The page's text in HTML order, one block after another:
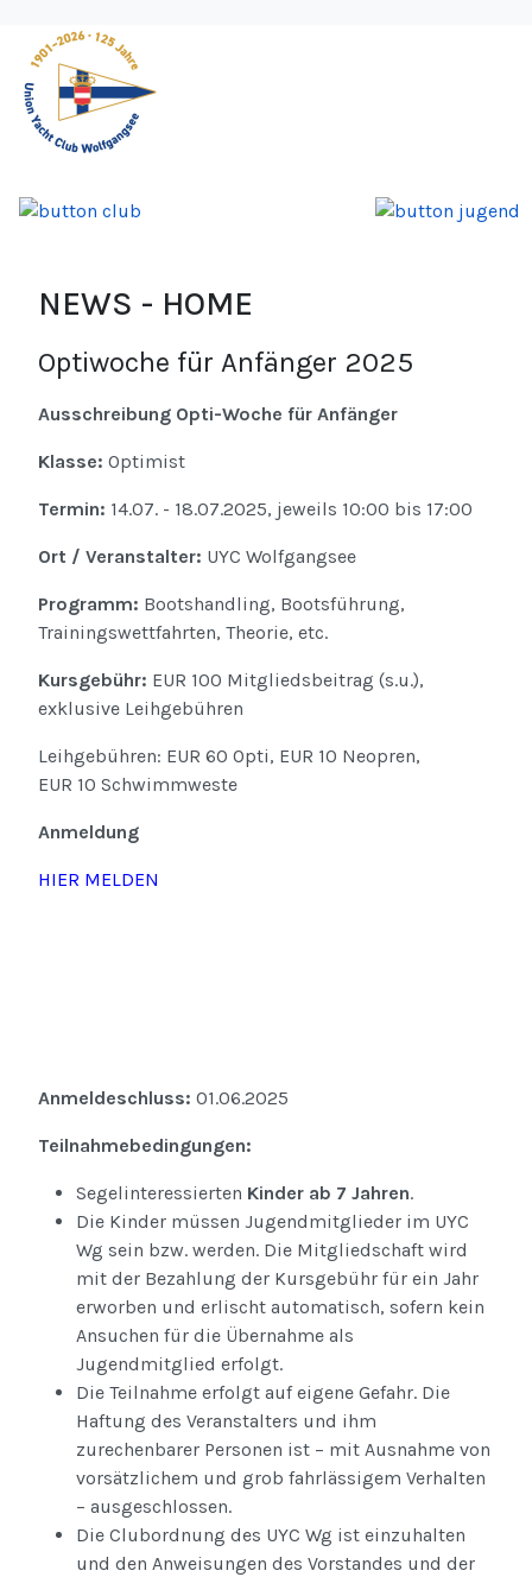
NEWS - HOME
Optiwoche für Anfänger 2025
Ausschreibung Opti-Woche für Anfänger
Klasse: Optimist
Termin: 14.07. - 18.07.2025, jeweils 10:00 bis 17:00
Ort / Veranstalter: UYC Wolfgangsee
Programm: Bootshandling, Bootsführung,
Trainingswettfahrten, Theorie, etc.
Kursgebühr: EUR 100 Mitgliedsbeitrag (s.u.),
exklusive Leihgebühren
Leihgebühren: EUR 60 Opti, EUR 10 Neopren,
EUR 10 Schwimmweste
Anmeldung
HIER MELDEN
Anmeldeschluss: 01.06.2025
Teilnahmebedingungen:
Segelinteressierten Kinder ab 7 Jahren.
Die Kinder müssen Jugendmitglieder im UYC
Wg sein bzw. werden. Die Mitgliedschaft wird
mit der Bezahlung der Kursgebühr für ein Jahr
erworben und erlischt automatisch, sofern kein
Ansuchen für die Übernahme als
Jugendmitglied erfolgt.
Die Teilnahme erfolgt auf eigene Gefahr. Die
Haftung des Veranstalters und ihm
zurechenbarer Personen ist – mit Ausnahme von
vorsätzlichem und grob fahrlässigem Verhalten
– ausgeschlossen.
Die Clubordnung des UYC Wg ist einzuhalten
und den Anweisungen des Vorstandes und der